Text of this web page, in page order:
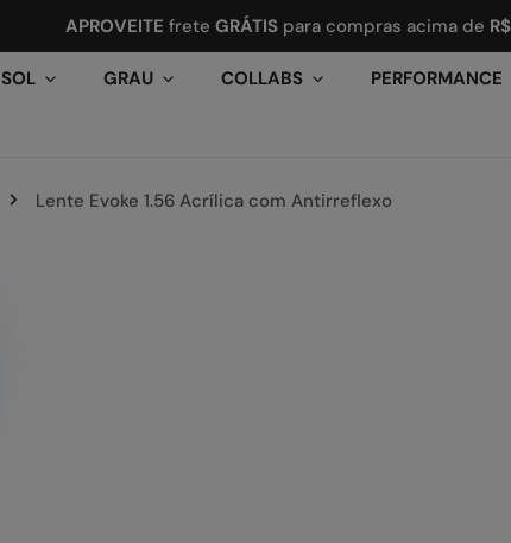
APROVEITE frete GRÁTIS para compras acima de
SOL GRAU COLLABS PERFORMANCE
Lente Evoke 1.56 Acrílica com Antirreflexo